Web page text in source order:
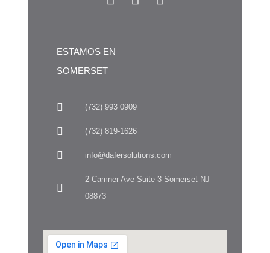
ESTAMOS EN
SOMERSET
(732) 993 0909
(732) 819-1626
info@dafersolutions.com
2 Camner Ave Suite 3 Somerset NJ
08873